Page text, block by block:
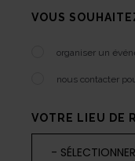
VOUS
organiser un
nous contacter
VOTRE LIEU DE
-